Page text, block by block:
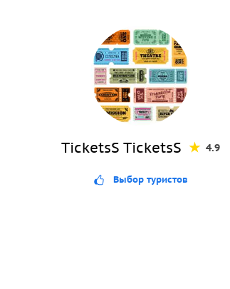
инновациям. Здесь вы сможете
, испытать себя в
интерактивные выставки и
экскурсия проводится
TicketsS TicketsS 4.9
Выбор туристов